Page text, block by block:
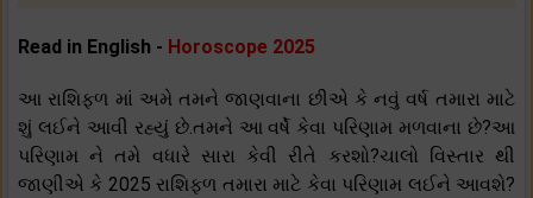
Read in English - Horoscope 2025
આ રાશિફળ માં અમે તમને જાણવાના છીએ કે નવું વર્ષ તમારા માટે
શું લઈને આવી રહ્યું છે.તમને આ વર્ષે કેવા પરિણામ મળવાના છે?આ
પરિણામ ને તમે વધારે સારા કેવી રીતે કરશો?ચાલો વિસ્તાર થી
જાણીએ કે 2025 રાશિફળ તમારા માટે કેવા પરિણામ લઈને આવશે?